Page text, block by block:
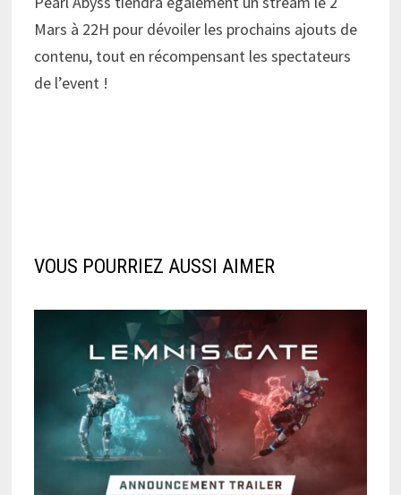
Mars à 22H pour dévoiler les prochains ajouts de
contenu, tout en récompensant les spectateurs
de l’event !
VOUS POURRIEZ AUSSI AIMER